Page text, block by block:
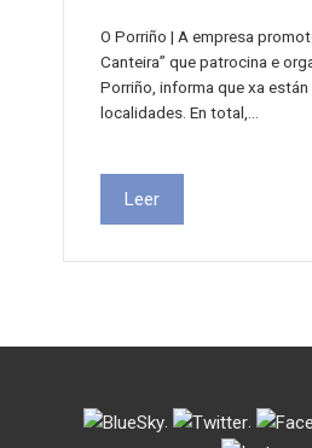
O Porriño | A empresa
Canteira” que patrocina e
Porriño, informa que xa
localidades. En total,…
Leer
. .